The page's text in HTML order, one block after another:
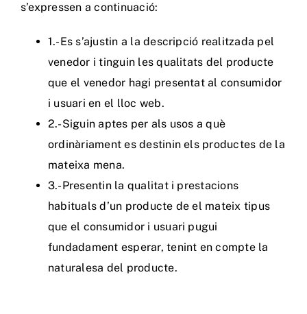
s’expressen a continuació:
1.-Es s’ajustin a la descripció realitzada pel
venedor i tinguin les qualitats del producte
que el venedor hagi presentat al consumidor
i usuari en el lloc web.
2.-Siguin aptes per als usos a què
ordinàriament es destinin els productes de la
mateixa mena.
3.-Presentin la qualitat i prestacions
habituals d’un producte de el mateix tipus
que el consumidor i usuari pugui
fundadament esperar, tenint en compte la
naturalesa del producte.